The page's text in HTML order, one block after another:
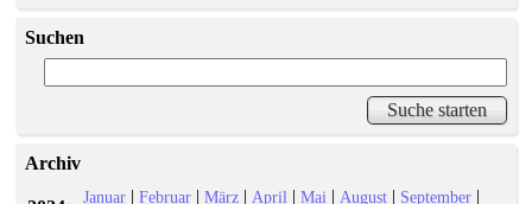
Suchen
Archiv
Januar |Februar |März |April |Mai |August September